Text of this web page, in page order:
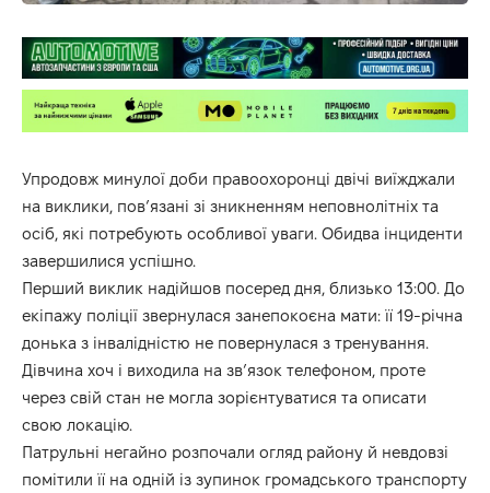
Упродовж минулої доби правоохоронці двічі виїжджали
на виклики, пов’язані зі зникненням неповнолітніх та
осіб, які потребують особливої уваги. Обидва інциденти
завершилися успішно.
Перший виклик надійшов посеред дня, близько 13:00. До
екіпажу поліції звернулася занепокоєна мати: її 19-річна
донька з інвалідністю не повернулася з тренування.
Дівчина хоч і виходила на зв’язок телефоном, проте
через свій стан не могла зорієнтуватися та описати
свою локацію.
Патрульні негайно розпочали огляд району й невдовзі
помітили її на одній із зупинок громадського транспорту